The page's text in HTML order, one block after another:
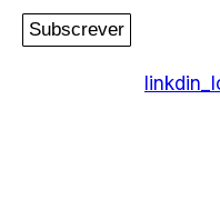
Subscrever